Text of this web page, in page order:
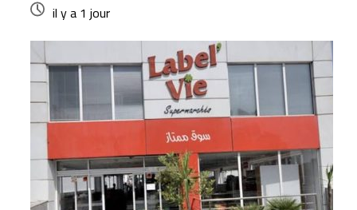
il y a 1 jour